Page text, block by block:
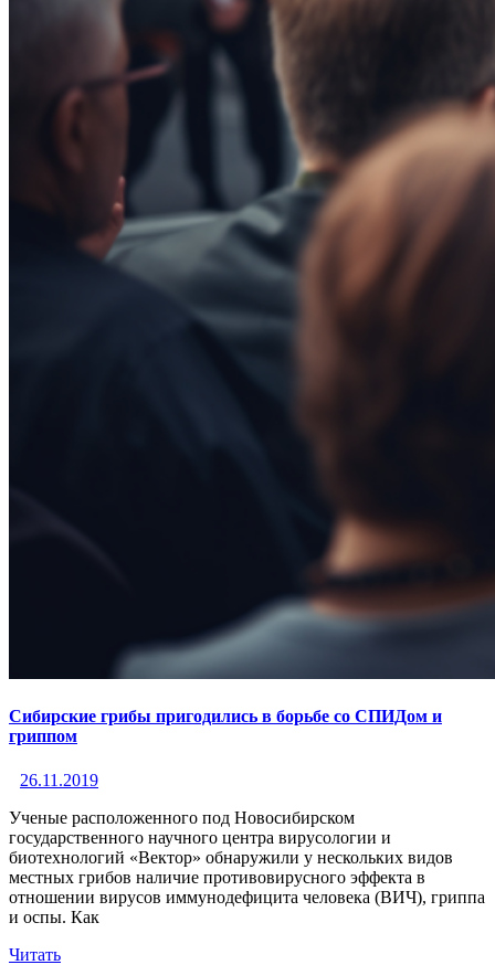
Сибирские грибы пригодились в борьбе со СПИДом и
гриппом
26.11.2019
Ученые расположенного под Новосибирском
государственного научного центра вирусологии и
биотехнологий «Вектор» обнаружили у нескольких видов
местных грибов наличие противовирусного эффекта в
отношении вирусов иммунодефицита человека (ВИЧ), гриппа
и оспы. Как
Читать